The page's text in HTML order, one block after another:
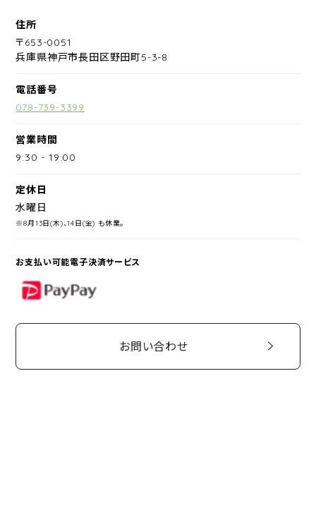
住所
〒653-0051
兵庫県神戸市長田区野田町5-3-8
電話番号
078-739-3399
営業時間
9:30 -19:00
定休日
水曜日
※8月13日(木)、14日(金) も休業。
お支払い可能電子決済サービス
PayPay
お問い合わせ